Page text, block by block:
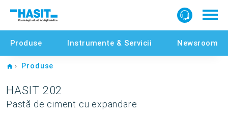
Produse Instrumente & Servicii Newsroom
Home
Produse
HASIT 202
Pastă de ciment cu expandare